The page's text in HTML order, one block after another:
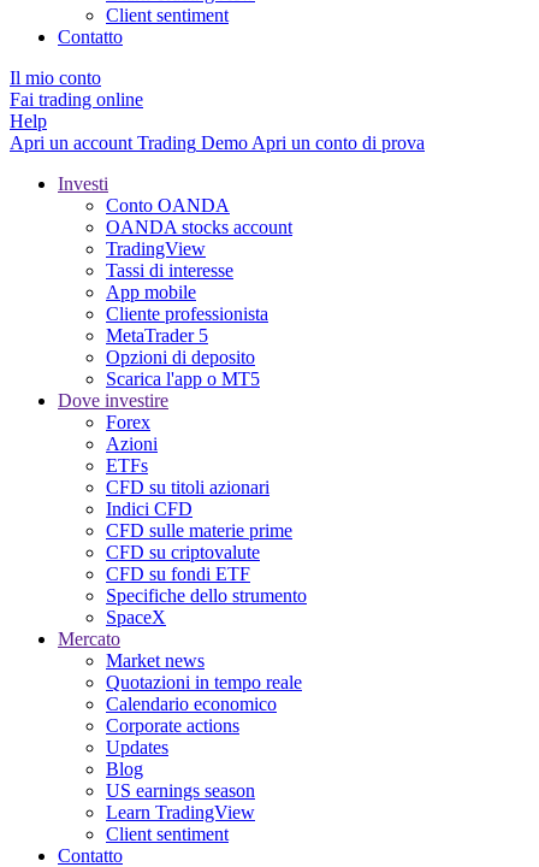
Client sentiment
Contatto
Il mio conto
Fai trading online
Help
Apri un account Trading Demo Apri un conto di prova
Investi
Conto OANDA
OANDA stocks account
TradingView
Tassi di interesse
App mobile
Cliente professionista
MetaTrader 5
Opzioni di deposito
Scarica l'app o MT5
Dove investire
Forex
Azioni
ETFs
CFD su titoli azionari
Indici CFD
CFD sulle materie prime
CFD su criptovalute
CFD su fondi ETF
Specifiche dello strumento
SpaceX
Mercato
Market news
Quotazioni in tempo reale
Calendario economico
Corporate actions
Updates
Blog
US earnings season
Learn TradingView
Client sentiment
Contatto